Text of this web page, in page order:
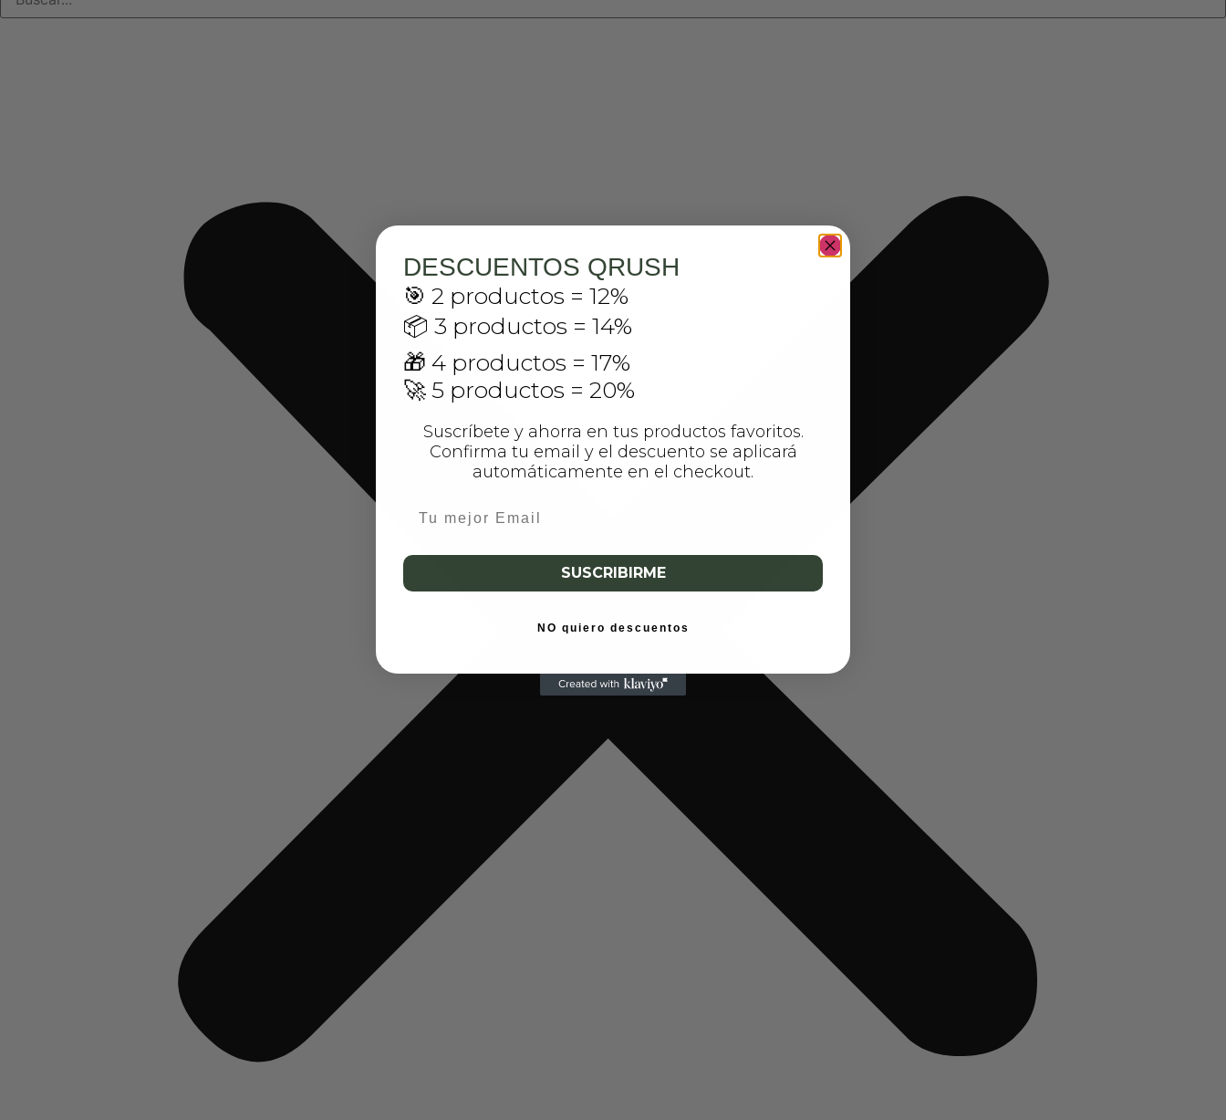
DESCUENTOS QRUSH
🎯 2 productos = 12%
📦 3 productos = 14%
🎁 4 productos = 17%
🚀 5 productos = 20%
Suscríbete y ahorra en tus productos favoritos.
Confirma tu email y el descuento se aplicará
automáticamente en el checkout.
SUSCRIBIRME
NO quiero descuentos